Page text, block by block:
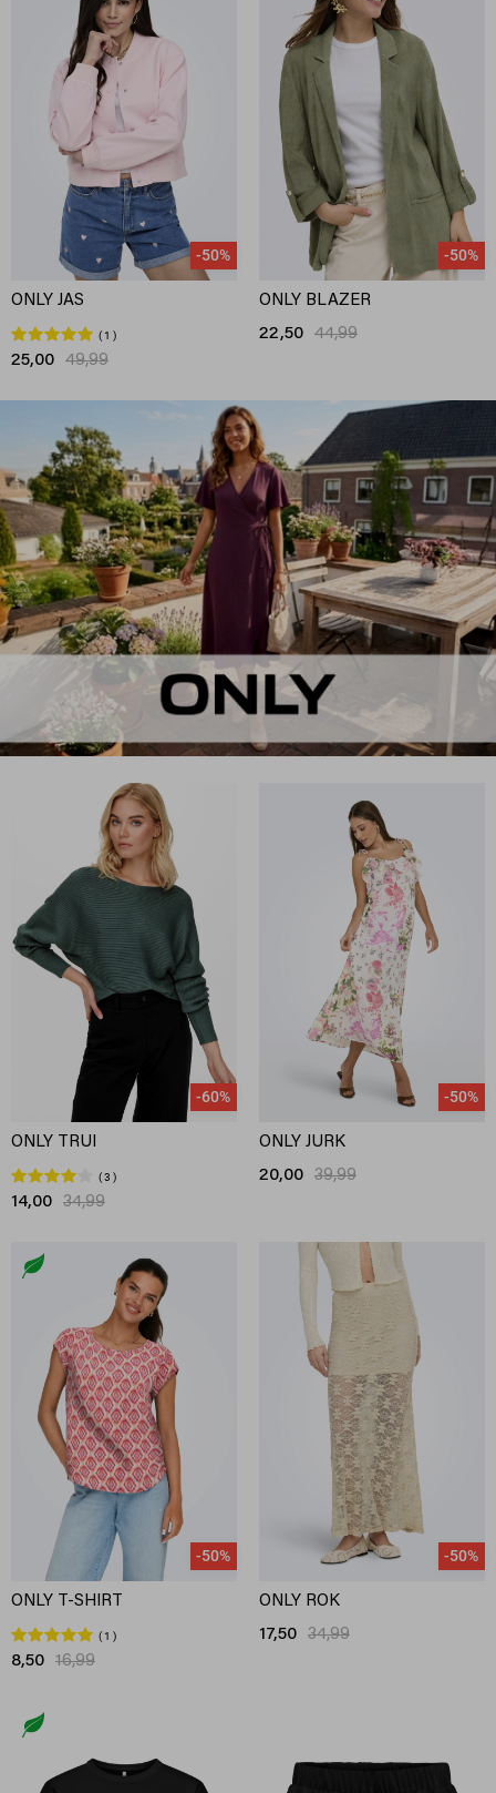
-50%
ONLY JAS
1
25,00 49,99
-50%
ONLY BLAZER
22,50 44,99
-60%
ONLY TRUI
3
14,00 34,99
-50%
ONLY JURK
20,00 39,99
-50%
ONLY T-SHIRT
1
8,50 16,99
-50%
ONLY ROK
17,50 34,99